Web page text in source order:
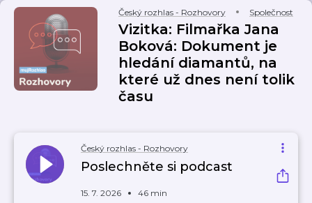
Český rozhlas - Rozhovory Společnost
Vizitka: Filmařka Jana
Boková: Dokument je
hledání diamantů, na
které už dnes není tolik
času
Český rozhlas - Rozhovory
Poslechněte si podcast
15. 7. 2026 46 min